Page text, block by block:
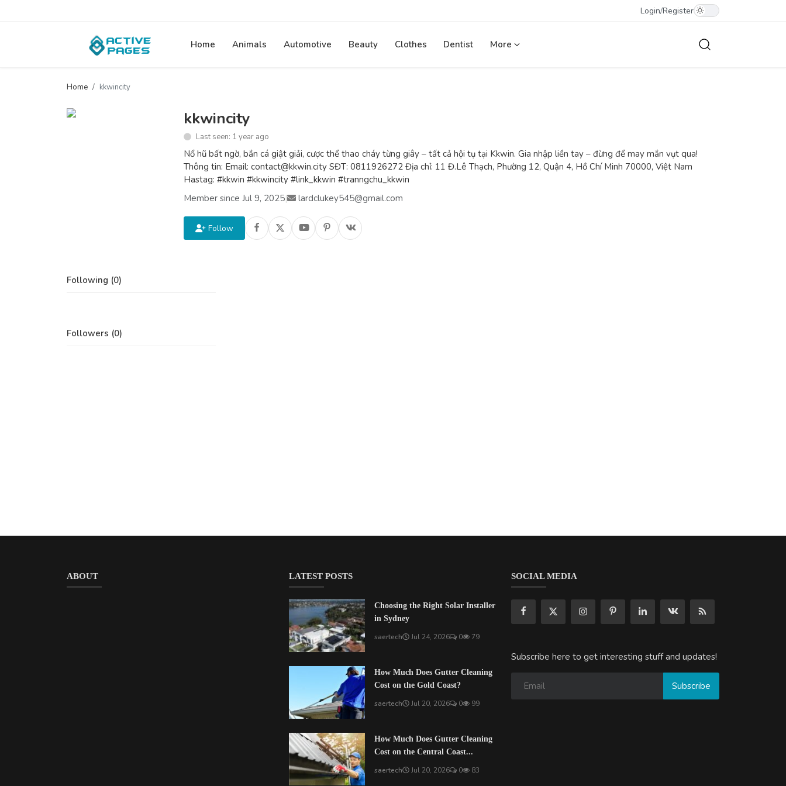
Login/Register
Home Animals Automotive Beauty Clothes Dentist More
Home kkwincity
kkwincity
Last seen: 1 year ago
Nổ hũ bất ngờ, bắn cá giật giải, cược thể thao cháy từng giây – tất cả hội tụ tại Kkwin. Gia nhập liền tay – đừng để may mắn vụt qua!
Thông tin: Email: contact@kkwin.city SĐT: 0811926272 Địa chỉ: 11 Đ.Lê Thạch, Phường 12, Quận 4, Hồ Chí Minh 70000, Việt Nam
Hastag: #kkwin #kkwincity #link_kkwin #tranngchu_kkwin
Member since Jul 9, 2025| lardclukey545@gmail.com
Follow
Following (0)
Followers (0)
ABOUT LATEST POSTS
Choosing the Right Solar Installer
in Sydney
saertech Jul 24, 2026 0 79
How Much Does Gutter Cleaning
Cost on the Gold Coast?
saertech Jul 20, 2026 0 99
How Much Does Gutter Cleaning
Cost on the Central Coast...
saertech Jul 20, 2026 0 83
SOCIAL MEDIA
Subscribe here to get interesting stuff and updates!
Subscribe